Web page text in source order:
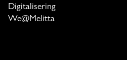
Digitalisering
We@Melitta